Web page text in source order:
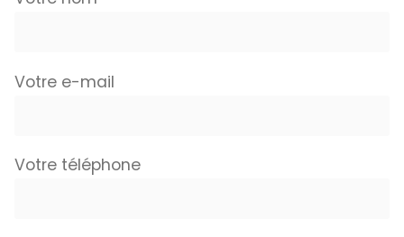
Votre e-mail
Votre téléphone